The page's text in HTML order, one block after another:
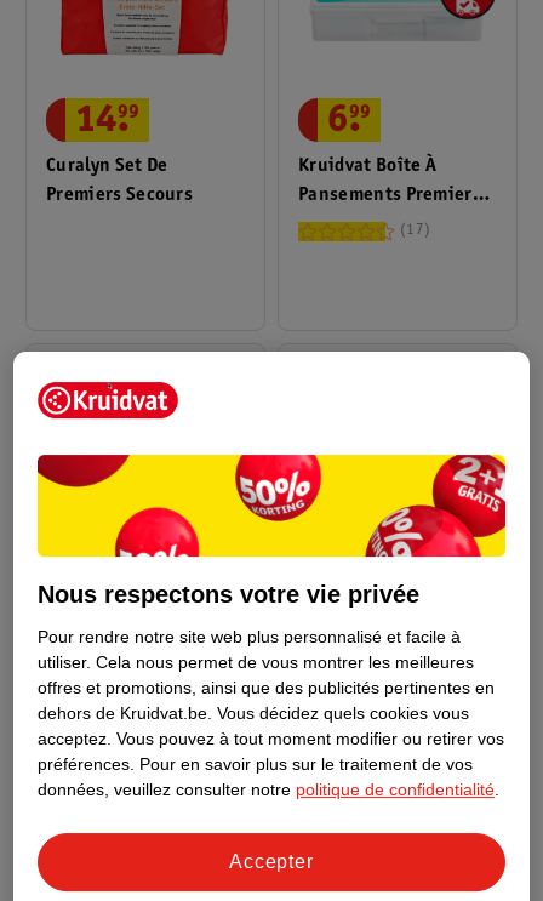
renvoyons à la notice ou aux instructions du produit pour une
information complète. Vous avez encore des questions après
Appelez notre service clientèle et posez-les à l’un de nos
(assistants) parapharmaciens diplômés au numéro +31 318 798
000 (tarif local).
Curalyn Set De
Premiers Secours
14.
99
Kruidvat Boîte À
Pansements Premiers
Secours
6.
99
17
Premiers Secours
16.
Premiers Secours
gris, 22cm x 15cm x
16cm
9 .
Nous respectons votre vie privée
Pour rendre notre site web plus personnalisé et facile à
utiliser. Cela nous permet de vous montrer les meilleures
offres et promotions, ainsi que des publicités pertinentes en
dehors de Kruidvat.be. Vous décidez quels cookies vous
acceptez. Vous pouvez à tout moment modifier ou retirer vos
préférences. Pour en savoir plus sur le traitement de vos
données, veuillez consulter notre politique de confidentialité
Accepter